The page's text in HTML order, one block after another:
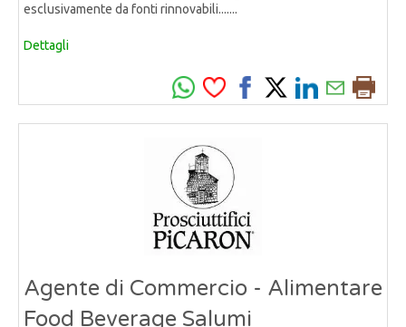
esclusivamente da fonti rinnovabili.......
Dettagli
Agente di Commercio - Alimentare
Food Beverage Salumi